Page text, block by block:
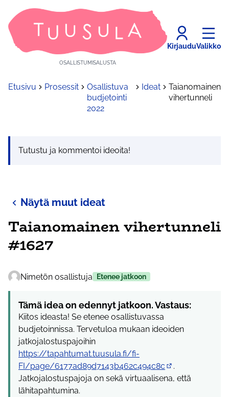
OSALLISTUMISALUSTA
KirjauduValikko
Etusivu Prosessit
Osallistuva
budjetointi
2022
Ideat
Taianomainen
vihertunneli
Tutustu ja kommentoi ideoita!
Näytä muut ideat
Taianomainen vihertunneli
#1627
Nimetön osallistuja Etenee jatkoon
Tämä idea on edennyt jatkoon. Vastaus:
Kiitos ideasta! Se etenee osallistuvassa
budjetoinnissa. Tervetuloa mukaan ideoiden
jatkojalostuspajoihin
https://tapahtumat.tuusula.fi/fi-
FI/page/6177ad89d7143b462c494c8c
(Ulkoinen linkki)
.
Jatkojalostuspajoja on sekä virtuaalisena, että
lähitapahtumina.